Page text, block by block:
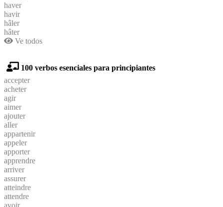
haver
havir
hâler
hâter
Ve todos
100 verbos esenciales para principiantes
accepter
acheter
agir
aimer
ajouter
aller
appartenir
appeler
apporter
apprendre
arriver
assurer
atteindre
attendre
avoir